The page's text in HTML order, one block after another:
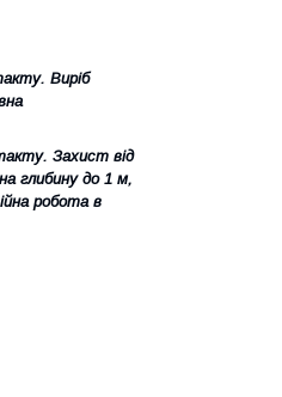
Виріб
Захист від
глибину до 1 м,
робота в